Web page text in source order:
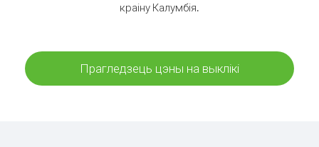
краіну Калумбія.
Прагледзець цэны на выклікі